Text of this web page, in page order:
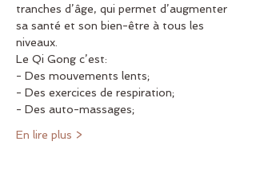
tranches d’âge, qui permet d’augmenter
sa santé et son bien-être à tous les
niveaux.
Le Qi Gong c’est:
- Des mouvements lents;
- Des exercices de respiration;
- Des auto-massages;
En lire plus >